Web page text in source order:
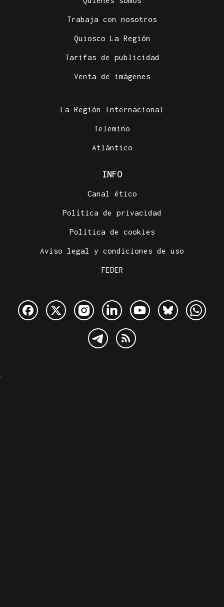
Trabaja con nosotros
Quiosco La Región
Tarifas de publicidad
Venta de imágenes
La Región Internacional
Telemiño
Atlántico
INFO
Canal ético
Política de privacidad
Política de cookies
Aviso legal y condiciones de uso
FEDER